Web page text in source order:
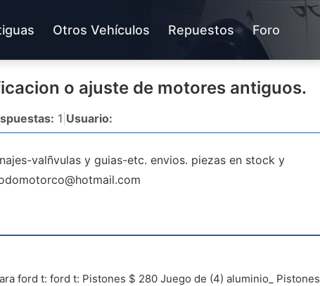
Otros Vehículos Repuestos Foro
o ajuste de motores antiguos.
1 Usuario:
valñvulas y guias-etc. envios. piezas en stock y
ford t: ford t: Pistones $ 280 Juego de (4) aluminio_ Pistones